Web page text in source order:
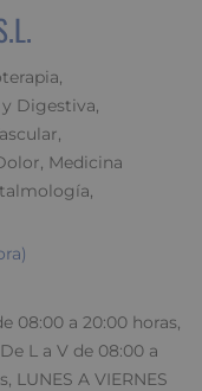
Digestiva,
Medicina
08:00 a 20:00 horas,
L a V de 08:00 a
LUNES A VIERNES